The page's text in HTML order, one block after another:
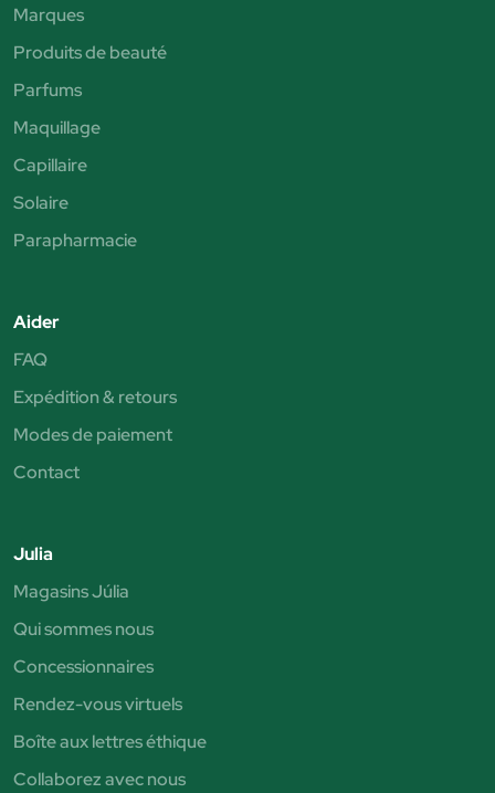
Marques
Produits de beauté
Parfums
Maquillage
Capillaire
Solaire
Parapharmacie
Aider
FAQ
Expédition & retours
Modes de paiement
Contact
Julia
Magasins Júlia
Qui sommes nous
Concessionnaires
Rendez-vous virtuels
Boîte aux lettres éthique
Collaborez avec nous